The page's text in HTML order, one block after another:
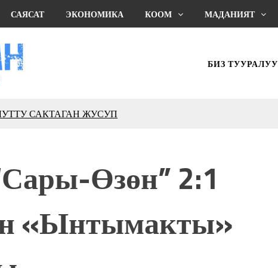
САЯСАТ ЭКОНОМИКА КООМ МАДАНИЯТ
БИЗ ТУУРАЛУУ
САКТАГАН ЖУСУП
шахмат союзунун
шайланышым сыймык жана чоң
адабият алпы чыгыш
үчүн журнал сөзсүз керек!”
Өзөн” 2:1
«Ынтымакты»